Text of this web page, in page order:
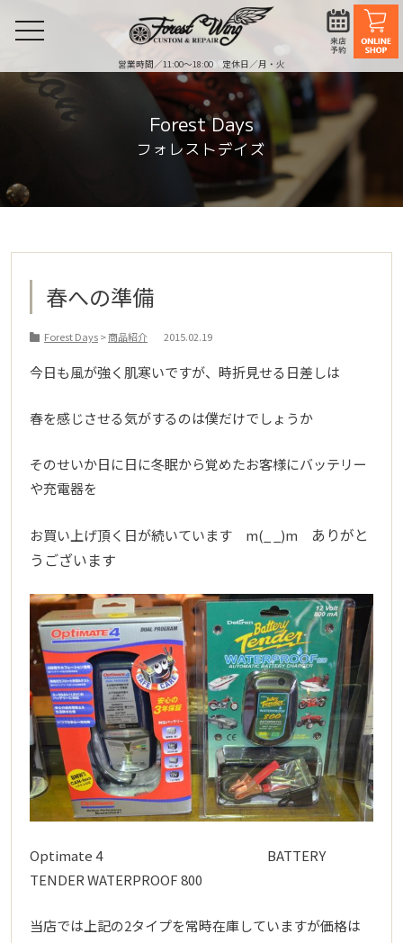
営業時間／11:00〜18:00 定休日／月・火
toggle
Forest Days
フォレストデイズ
春への準備
Forest Days>商品紹介 2015.02.19
今日も風が強く肌寒いですが、時折見せる日差しは
春を感じさせる気がするのは僕だけでしょうか
そのせいか日に日に冬眠から覚めたお客様にバッテリー
や充電器を
お買い上げ頂く日が続いています m(_ _)m
ありがと
うございます
Optimate 4 BATTERY
TENDER WATERPROOF 800
当店では上記の2タイプを常時在庫していますが価格は